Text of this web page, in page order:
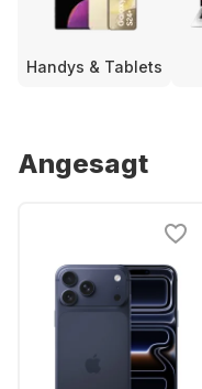
Handys & Tablets
Angesagt